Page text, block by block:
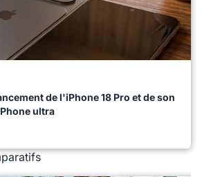
de l'iPhone 18 Pro et de son
ultra